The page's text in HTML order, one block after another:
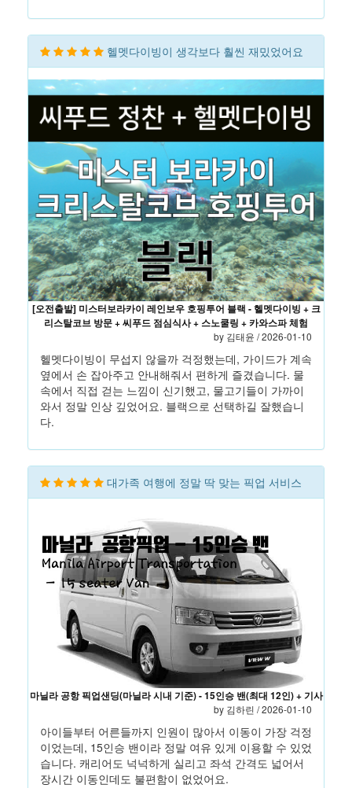
헬멧다이빙이 생각보다 훨씬 재밌었어요
[오전출발] 미스터보라카이 레인보우 호핑투어 블랙 - 헬멧다이빙 + 크
리스탈코브 방문 + 씨푸드 점심식사 + 스노쿨링 + 카와스파 체험
by 김태윤 / 2026-01-10
헬멧다이빙이 무섭지 않을까 걱정했는데, 가이드가 계속
옆에서 손 잡아주고 안내해줘서 편하게 즐겼습니다. 물
속에서 직접 걷는 느낌이 신기했고, 물고기들이 가까이
와서 정말 인상 깊었어요. 블랙으로 선택하길 잘했습니
다.
대가족 여행에 정말 딱 맞는 픽업 서비스
마닐라 공항 픽업샌딩(마닐라 시내 기준) - 15인승 밴(최대 12인) + 기사
by 김하린 / 2026-01-10
아이들부터 어른들까지 인원이 많아서 이동이 가장 걱정
이었는데, 15인승 밴이라 정말 여유 있게 이용할 수 있었
습니다. 캐리어도 넉넉하게 실리고 좌석 간격도 넓어서
장시간 이동인데도 불편함이 없었어요.